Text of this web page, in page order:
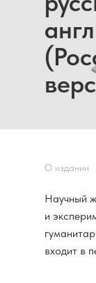
О издании
Научный
и
входит в